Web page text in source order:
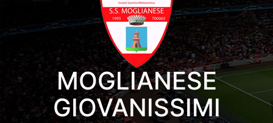
MOGLIANESE
GIOVANISSIMI